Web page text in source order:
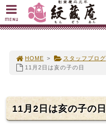
HOME > スタッフブログ
11月2日は亥の子の日
11月2日は亥の子の日
MENU